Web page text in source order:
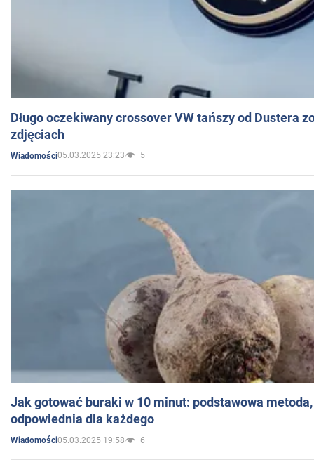
Długo oczekiwany crossover VW tańszy od Dustera
zdjęciach
Wiadomości05.03.2025 23:23 5
Jak gotować buraki w 10 minut: podstawowa
odpowiednia dla każdego
Wiadomości05.03.2025 19:58 6